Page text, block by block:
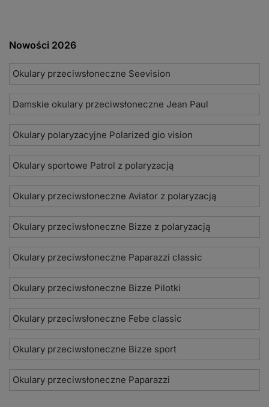
Nowości 2026
Okulary przeciwsłoneczne Seevision
Damskie okulary przeciwsłoneczne Jean Paul
Okulary polaryzacyjne Polarized gio vision
Okulary sportowe Patrol z polaryzacją
Okulary przeciwsłoneczne Aviator z polaryzacją
Okulary przeciwsłoneczne Bizze z polaryzacją
Okulary przeciwsłoneczne Paparazzi classic
Okulary przeciwsłoneczne Bizze Pilotki
Okulary przeciwsłoneczne Febe classic
Okulary przeciwsłoneczne Bizze sport
Okulary przeciwsłoneczne Paparazzi